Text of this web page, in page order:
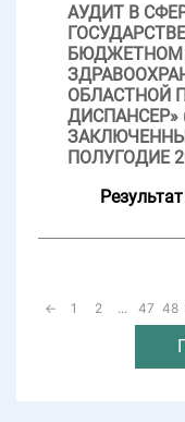
АУДИТ В
БЮДЖЕТНОМ
ОБЛАСТНОЙ
ДИСПАНСЕР»
ПОЛУГОДИЕ
← 1 2 ... 47 48